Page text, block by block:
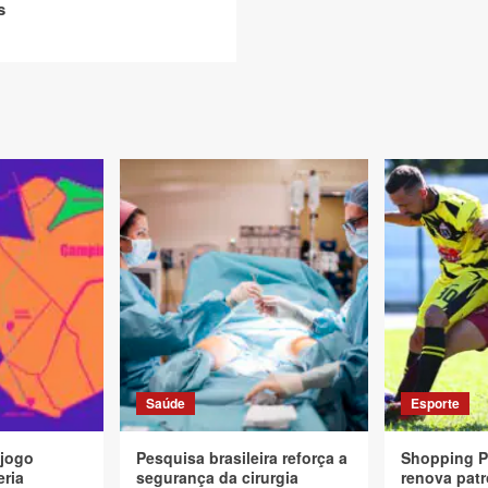
Saúde
Pesquisa brasileira reforça a
segurança da cirurgia
Esporte
Shopping
renova